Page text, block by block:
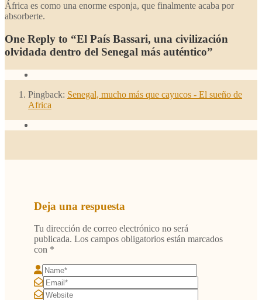
África es como una enorme esponja, que finalmente acaba por
absorberte.
One Reply to “El País Bassari, una civilización
olvidada dentro del Senegal más auténtico”
Pingback: Senegal, mucho más que cayucos - El sueño de
Africa
Deja una respuesta
Tu dirección de correo electrónico no será
publicada. Los campos obligatorios están marcados
con *